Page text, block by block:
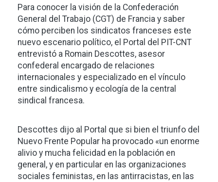
Para conocer la visión de la Confederación
General del Trabajo (CGT) de Francia y saber
cómo perciben los sindicatos franceses este
nuevo escenario político, el Portal del PIT-CNT
entrevistó a Romain Descottes, asesor
confederal encargado de relaciones
internacionales y especializado en el vínculo
entre sindicalismo y ecología de la central
sindical francesa.
Descottes dijo al Portal que si bien el triunfo del
Nuevo Frente Popular ha provocado «un enorme
alivio y mucha felicidad en la población en
general, y en particular en las organizaciones
sociales feministas, en las antirracistas, en las